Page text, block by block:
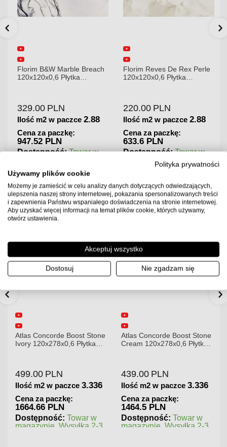
Florim B&W Marble Breach
120x120x0,6 Płytka
329.00 PLN
Ilość m2 w paczce 2.88
Cena za paczkę:
947.52 PLN
Dostępność: Towar w
Florim Reves De Rex Perle
120x120x0,6 Płytka
220.00 PLN
Ilość m2 w paczce 2.88
Cena za paczkę:
633.6 PLN
Dostępność: Towar w
magazynie. Wysyłka 2-3
Atlas Concorde Boost Stone
Ivory 120x278x0,6 Płytka
499.00 PLN
Ilość m2 w paczce 3.336
Cena za paczkę:
1664.66 PLN
Dostępność: Towar w
magazynie. Wysyłka 2-3
Atlas Concorde Boost Stone
Cream 120x278x0,6 Płytka
439.00 PLN
Ilość m2 w paczce 3.336
Cena za paczkę:
1464.5 PLN
Dostępność: Towar w
magazynie. Wysyłka 2-3
Polityka prywatności
Używamy plików cookie
Możemy je zamieścić w celu analizy danych dotyczących odwiedzających,
ulepszenia naszej strony internetowej, pokazania spersonalizowanych treści
i zapewnienia Państwu wspaniałego doświadczenia na stronie internetowej.
Aby uzyskać więcej informacji na temat plików cookie, których używamy,
otwórz ustawienia.
Akceptuj wszystko
Dostosuj Nie zgadzam się